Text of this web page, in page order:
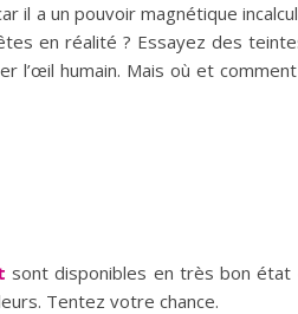
a un pouvoir magnétique
en réalité ? Essayez des
l’œil humain. Mais où et
sont disponibles en très bon
Tentez votre chance.